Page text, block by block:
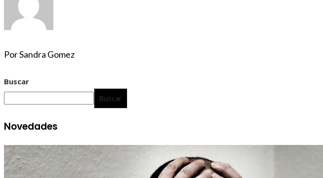
Por Sandra Gomez
Buscar
Buscar
Novedades